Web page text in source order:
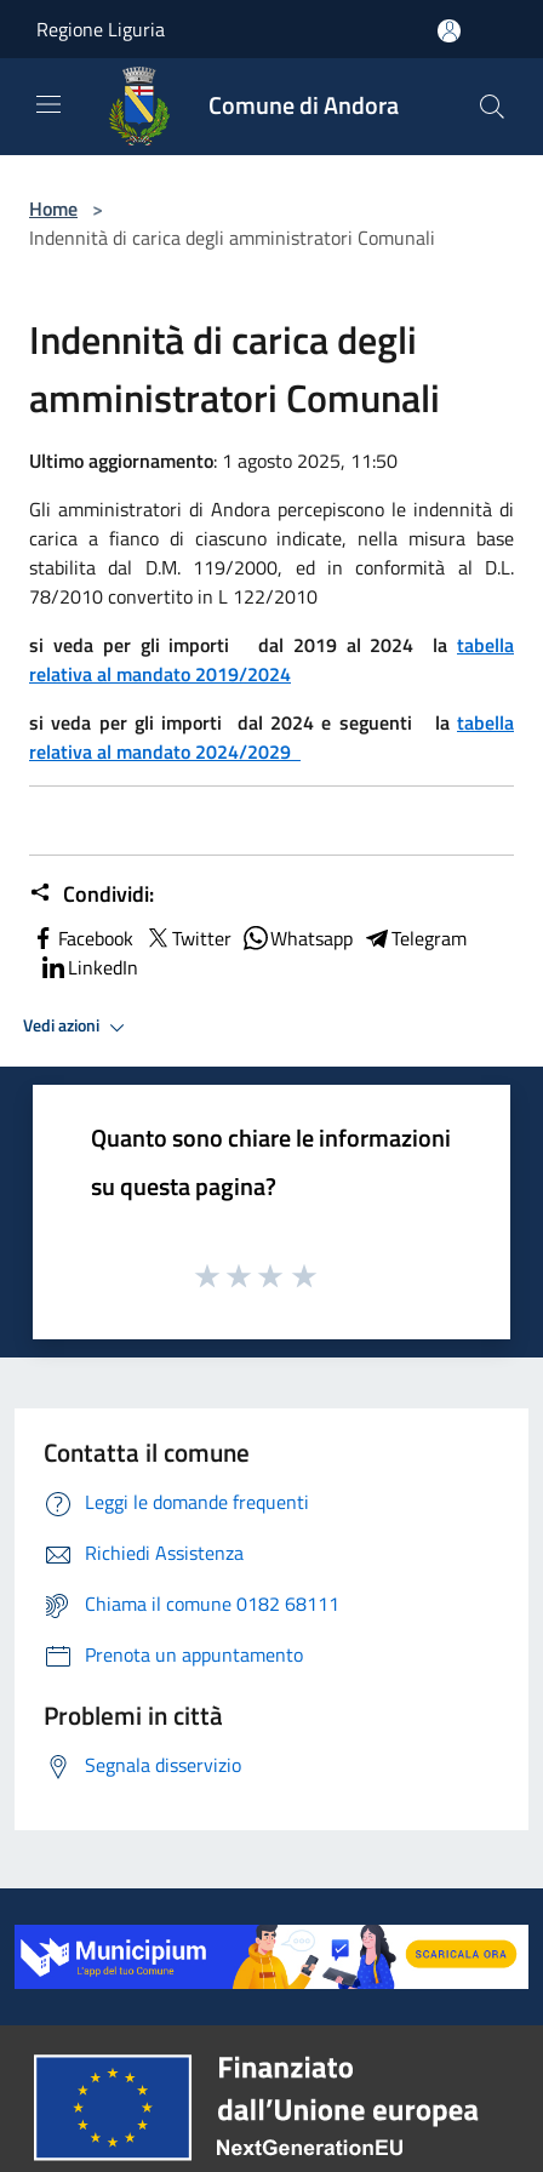
Regione Liguria
Comune di Andora
Home >
Indennità di carica degli amministratori Comunali
Indennità di carica degli
amministratori Comunali
Ultimo aggiornamento: 1 agosto 2025, 11:50
Gli amministratori di Andora percepiscono le indennità di
carica a fianco di ciascuno indicate, nella misura base
stabilita dal D.M. 119/2000, ed in conformità al D.L.
78/2010 convertito in L 122/2010
si veda per gli importi dal 2019 al 2024 la tabella
relativa al mandato 2019/2024
si veda per gli importi dal 2024 e seguenti la tabella
relativa al mandato 2024/2029
Condividi:
Facebook Twitter Whatsapp
Telegram
LinkedIn
Vedi azioni
Quanto sono chiare le informazioni
su questa pagina?
Contatta il comune
Leggi le domande frequenti
Richiedi Assistenza
Chiama il comune 0182 68111
Prenota un appuntamento
Problemi in città
Segnala disservizio